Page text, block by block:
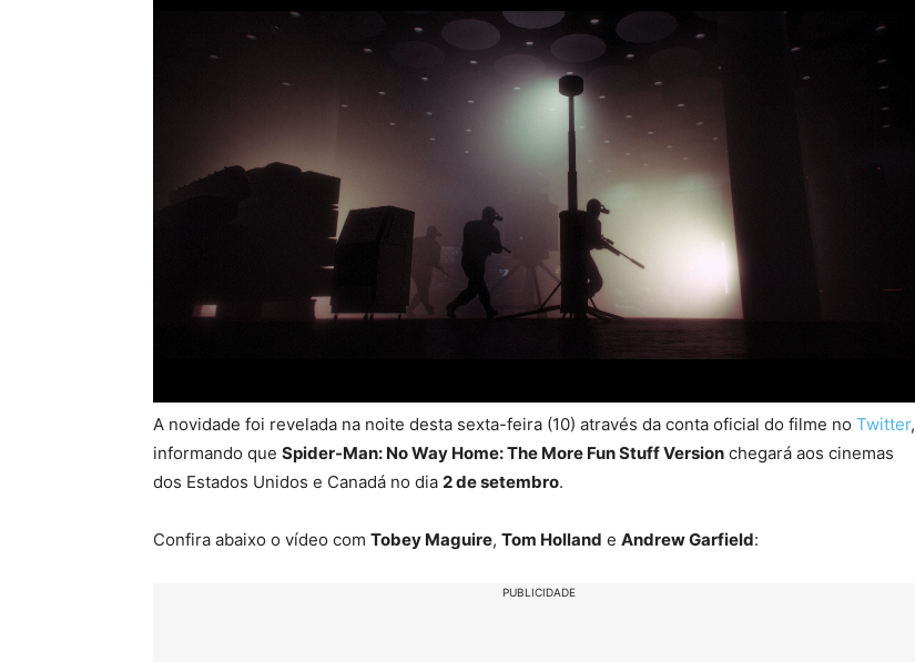
A novidade foi revelada na noite desta sexta-feira (10) através da conta oficial do filme no Twitter,
informando que Spider-Man: No Way Home: The More Fun Stuff Version chegará aos cinemas
dos Estados Unidos e Canadá no dia 2 de setembro.
Confira abaixo o vídeo com Tobey Maguire, Tom Holland e Andrew Garfield:
PUBLICIDADE